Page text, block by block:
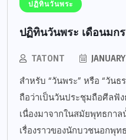
ปฏิทินวันพระ
ปฏิทินวันพระ เดือนมก
TATONT
สำหรับ “วันพระ” หรือ “วัน
ถือว่าเป็นวันประชุมถือศีลฟั
เนื่องมาจากในสมัยพุทธกา
เรื่องราวของนักบวชนอกพุ